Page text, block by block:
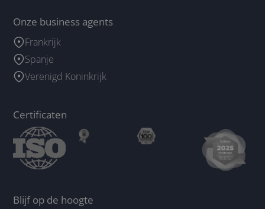
Onze business agents
Frankrijk
Spanje
Verenigd Koninkrijk
Certificaten
Blijf op de hoogte